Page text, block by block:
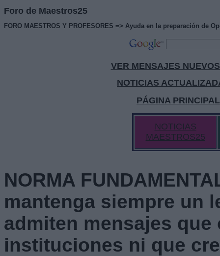
Foro de Maestros25
FORO MAESTROS Y PROFESORES => Ayuda en la preparación de
VER MENSAJES
NOTICIAS
PÁGINA
NOTICIAS
MAESTROS25
NORMA
mantenga siempre un
admiten mensajes
instituciones ni que